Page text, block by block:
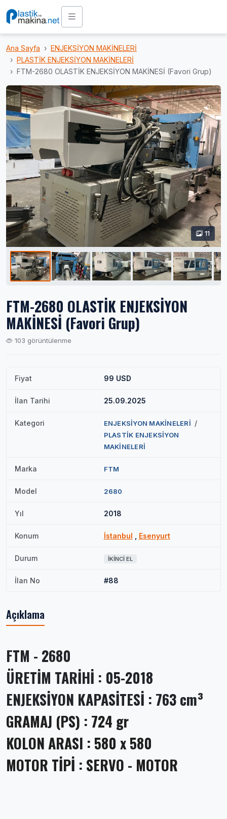
Ana Sayfa
ENJEKSİYON MAKİNELERİ
PLASTİK ENJEKSİYON MAKİNELERİ
FTM-2680 OLASTİK ENJEKSİYON MAKİNESİ (Favori Grup)
11
FTM-2680 OLASTİK ENJEKSİYON
MAKİNESİ (Favori Grup)
103 görüntülenme
Fiyat 99 USD
İlan Tarihi 25.09.2025
Kategori ENJEKSİYON MAKİNELERİ /
PLASTİK ENJEKSİYON
MAKİNELERİ
Marka FTM
Model 2680
Yıl 2018
Konum İstanbul Esenyurt
Durum İKINCI EL
İlan No #88
Açıklama
FTM - 2680
ÜRETİM TARİHİ : 05-2018
ENJEKSİYON KAPASİTESİ : 763 cm³
GRAMAJ (PS) : 724 gr
KOLON ARASI : 580 x 580
MOTOR TİPİ : SERVO - MOTOR